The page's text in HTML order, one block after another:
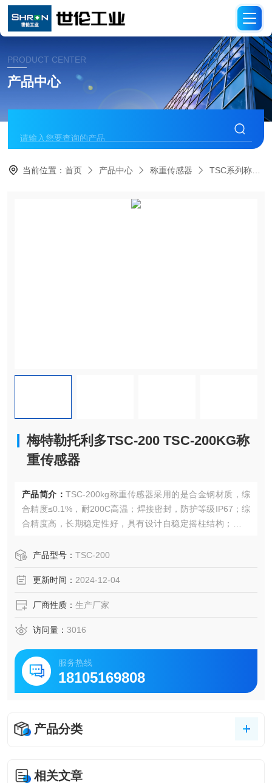
PRODUCT CENTER
产品中心
当前位置：首页 产品中心 称重传感器 TSC系列称重传感器
梅特勒托利多TSC-200 TSC-200KG称
重传感器
产品简介： TSC-200kg称重传感器采用的是合金钢材质，综
合精度≤0.1%，耐200C高温；焊接密封，防护等级IP67；综
合精度高，长期稳定性好，具有设计自稳定摇柱结构；外形
能满足的高温恶劣环境，梅特勒托利多TSC-200 TSC-200KG
产品型号： TSC-200
更新时间： 2024-12-04
厂商性质： 生产厂家
访问量： 3016
服务热线
18105169808
产品分类
相关文章